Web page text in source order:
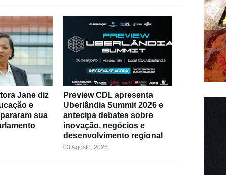
Jane diz
e
sua
Preview CDL apresenta
Uberlândia Summit 2026 e
antecipa debates sobre
inovação, negócios e
desenvolvimento regional
03 Agosto, 2026